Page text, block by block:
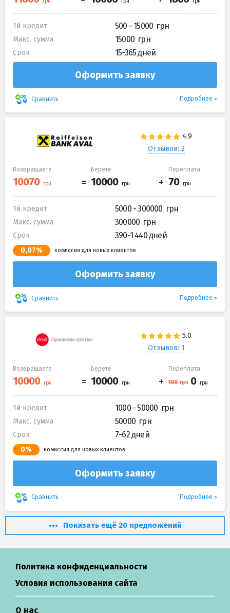
1й кредит 500 - 15000
Макс. сумма 15000
Срок 15-365 дней
Оформить заявку
Сравнить Подробнее
Отзывов: 2
Возвращаете Берете Переплата
1й кредит 5000 - 300000
Макс. сумма 300000
Срок 390-1 440 дней
0,07% комиссия для новых клиентов
Оформить заявку
Сравнить Подробнее
Отзывов: 1
Возвращаете Берете Переплата
1й кредит 1000 - 50000
Макс. сумма 50000
Срок 7-62 дней
0% комиссия для новых клиентов
Оформить заявку
Сравнить Подробнее
Показать ещё 20 предложений
Политика конфиденциальности
Условия использования сайта
О нас